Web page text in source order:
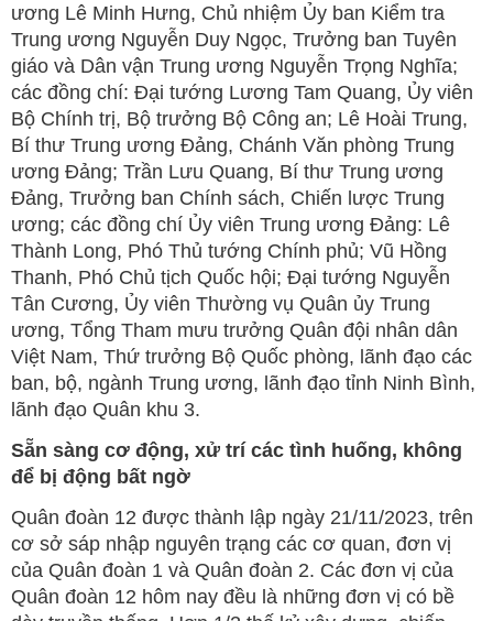
ương Lê Minh Hưng, Chủ nhiệm Ủy ban Kiểm tra
Trung ương Nguyễn Duy Ngọc, Trưởng ban Tuyên
giáo và Dân vận Trung ương Nguyễn Trọng Nghĩa;
các đồng chí: Đại tướng Lương Tam Quang, Ủy viên
Bộ Chính trị, Bộ trưởng Bộ Công an; Lê Hoài Trung,
Bí thư Trung ương Đảng, Chánh Văn phòng Trung
ương Đảng; Trần Lưu Quang, Bí thư Trung ương
Đảng, Trưởng ban Chính sách, Chiến lược Trung
ương; các đồng chí Ủy viên Trung ương Đảng: Lê
Thành Long, Phó Thủ tướng Chính phủ; Vũ Hồng
Thanh, Phó Chủ tịch Quốc hội; Đại tướng Nguyễn
Tân Cương, Ủy viên Thường vụ Quân ủy Trung
ương, Tổng Tham mưu trưởng Quân đội nhân dân
Việt Nam, Thứ trưởng Bộ Quốc phòng, lãnh đạo các
ban, bộ, ngành Trung ương, lãnh đạo tỉnh Ninh Bình,
lãnh đạo Quân khu 3.
Sẵn sàng cơ động, xử trí các tình huống, không
để bị động bất ngờ
Quân đoàn 12 được thành lập ngày 21/11/2023, trên
cơ sở sáp nhập nguyên trạng các cơ quan, đơn vị
của Quân đoàn 1 và Quân đoàn 2. Các đơn vị của
Quân đoàn 12 hôm nay đều là những đơn vị có bề